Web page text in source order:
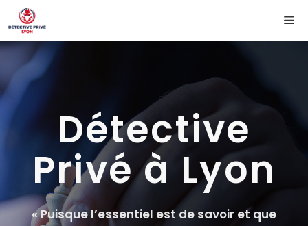
Aller
au
contenu
Détective
Privé à Lyon
« Puisque l’essentiel est de savoir et que